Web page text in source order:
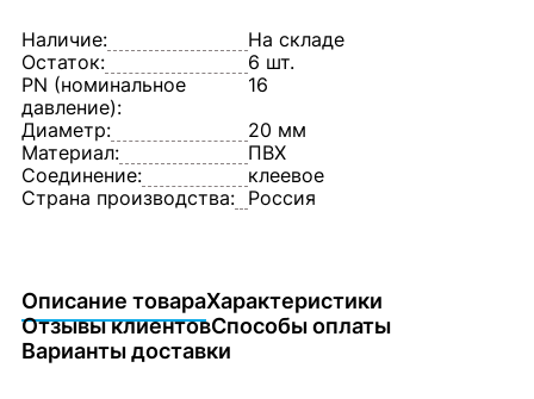
Наличие:
На складе
Остаток:
6 шт.
PN (номинальное
давление):
16
Диаметр:
20 мм
Материал:
ПВХ
Соединение:
клеевое
Страна производства: Россия
Описание товараХарактеристики
Отзывы клиентовСпособы оплаты
Варианты доставки